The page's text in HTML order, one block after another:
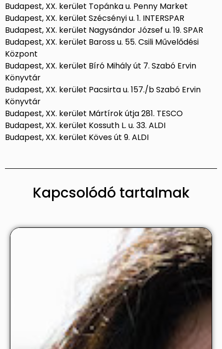
Budapest, XX. kerület Topánka u. Penny Market
Budapest, XX. kerület Szécsényi u. 1. INTERSPAR
Budapest, XX. kerület Nagysándor József u. 19. SPAR
Budapest, XX. kerület Baross u. 55. Csili Művelődési
Központ
Budapest, XX. kerület Bíró Mihály út 7. Szabó Ervin
Könyvtár
Budapest, XX. kerület Pacsirta u. 157./b Szabó Ervin
Könyvtár
Budapest, XX. kerület Mártírok útja 281. TESCO
Budapest, XX. kerület Kossuth L. u. 33. ALDI
Budapest, XX. kerület Köves út 9. ALDI
Kapcsolódó tartalmak